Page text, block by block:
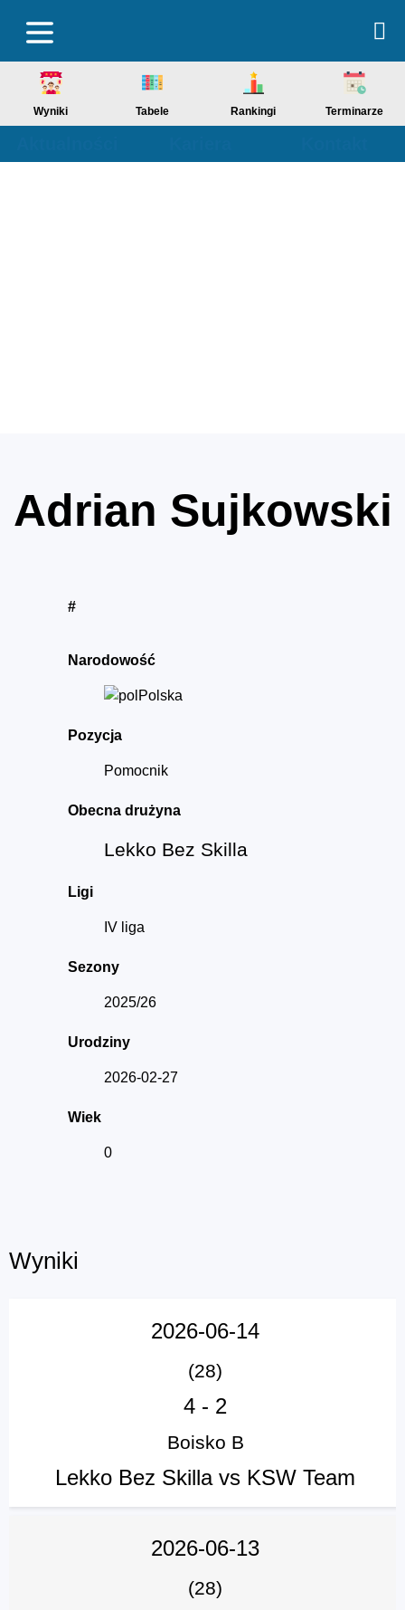
Wyniki Tabele Rankingi Terminarze
Adrian Sujkowski
#
Narodowość
Polska
Pozycja
Pomocnik
Obecna drużyna
Lekko Bez Skilla
Ligi
IV liga
Sezony
2025/26
Urodziny
2026-02-27
Wiek
0
Wyniki
2026-06-14
(28)
4 - 2
Boisko B
Lekko Bez Skilla vs KSW Team
2026-06-13
(28)